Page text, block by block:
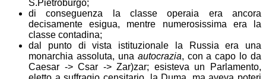
S.Pietroburgo;
di conseguenza la classe operaia era ancora
decisamente esigua, mentre numerosissima era la
classe contadina;
dal punto di vista istituzionale la Russia era una
monarchia assoluta, una autocrazia, con a capo lo da
Caesar -> Csar -> Zar)zar; esisteva un Parlamento,